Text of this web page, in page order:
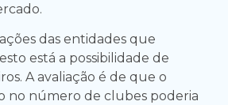
das entidades que
está a possibilidade de
A avaliação é de que o
no número de clubes poderia